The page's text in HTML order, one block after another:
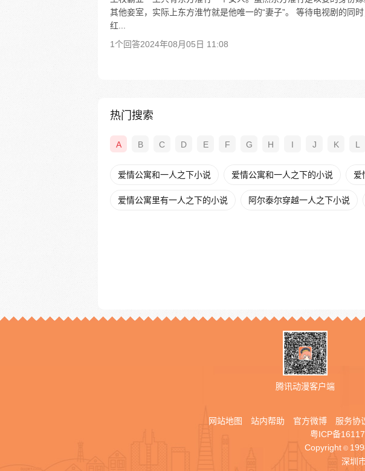
其他妾室，实际上东方淮竹就是他唯一的“妻子”。 等待电视剧的同
红...
1个回答2024年08月05日 11:08
热门搜索
A B C D E F G H I J K L
爱情公寓和一人之下小说 爱情公寓和一人之下的小说 爱
爱情公寓里有一人之下的小说 阿尔泰尔穿越一人之下小说
腾讯动漫客户端
网站地图 站内帮助 官方微博 服务协
粤ICP备
Copyright ©
深圳